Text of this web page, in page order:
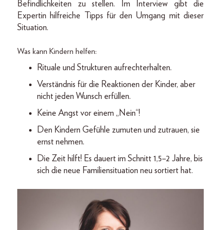
Befindlichkeiten zu stellen. Im Interview gibt die
Expertin hilfreiche Tipps für den Umgang mit dieser
Situation.
Was kann Kindern helfen:
Rituale und Strukturen aufrechterhalten.
Verständnis für die Reaktionen der Kinder, aber
nicht jeden Wunsch erfüllen.
Keine Angst vor einem „Nein“!
Den Kindern Gefühle zumuten und zutrauen, sie
ernst nehmen.
Die Zeit hilft! Es dauert im Schnitt 1,5–2 Jahre, bis
sich die neue Familiensituation neu sortiert hat.